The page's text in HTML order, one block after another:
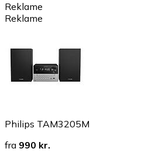
Reklame
Reklame
Philips TAM3205M
fra 990 kr.